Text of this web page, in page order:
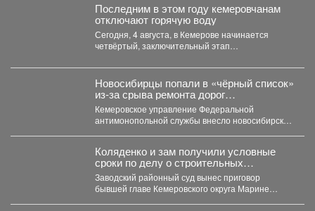
Последним в этом году кемеровчанам
отключают горячую воду
Сегодня, 4 августа, в Кемерове начинается
четвёртый, заключительный этап
продлится...
Новосибирцы попали в «чёрный список»
из‑за срыва ремонта дорог
Прокопьевска
Кемеровское управление Федеральной
антимонопольной службы внесло новосибирскую
Коляденко и зам получили условные
сроки по делу о строительных
махинациях
Заводский районный суд вынес приговор
бывшей главе Кемеровского округа Марине